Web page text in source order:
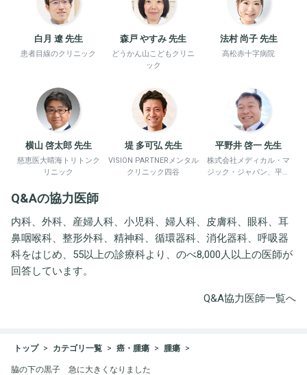
白月 遼 先生
患者目線のクリニック
森戸 やすみ 先生
どうかん山こどもクリニ
ック
法村 尚子 先生
高松赤十字病院
横山 啓太郎 先生
慈恵医大晴海トリトンク
リニック
堤 多可弘 先生
VISION PARTNERメンタル
クリニック四谷
平野井 啓一 先生
株式会社メディカル・マ
ジック・ジャパン、平野
Q&Aの協力医師
内科、外科、産婦人科、小児科、婦人科、皮膚科、眼科、耳
鼻咽喉科、整形外科、精神科、循環器科、消化器科、呼吸器
科をはじめ、55以上の診療科より、のべ8,000人以上の医師が
回答しています。
Q&A協力医師一覧へ
トップ カテゴリ一覧 癌・腫瘍 腫瘍
脇の下の黒子 急に大きくなりました